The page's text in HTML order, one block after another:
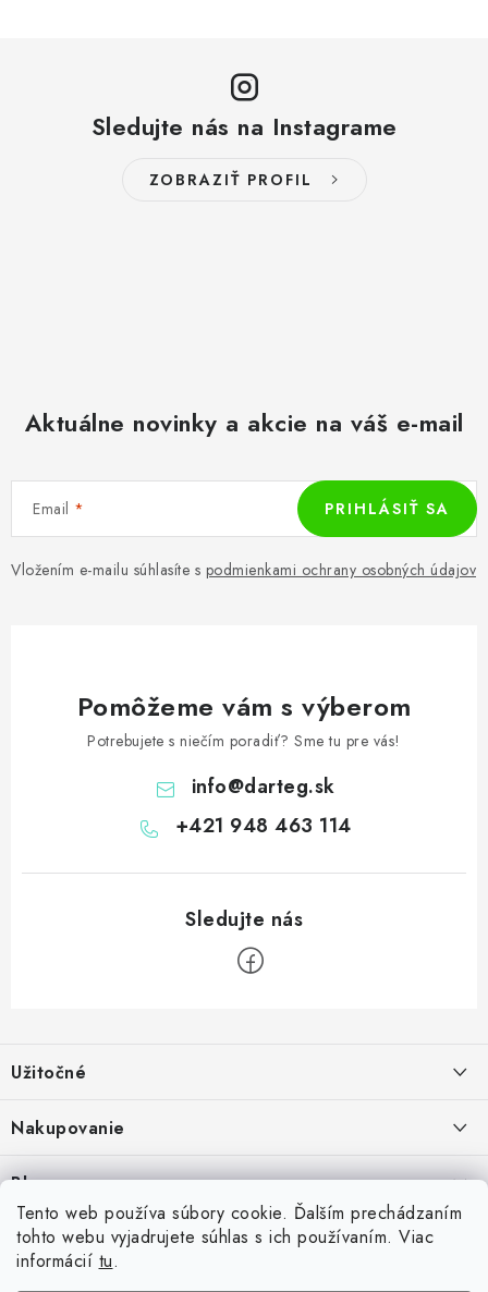
Tento web používa súbory cookie. Ďalším prechádzaním
tohto webu vyjadrujete súhlas s ich používaním. Viac
informácií tu.
Sledujte nás na Instagrame
ZOBRAZIŤ PROFIL
Aktuálne novinky a akcie na váš e-mail
Email
Vložením e-mailu súhlasíte s podmienkami ochrany osobných údajov
PRIHLÁSIŤ SA
Pomôžeme vám s výberom
Potrebujete s niečím poradiť? Sme tu pre vás!
info@darteg.sk
+421 948 463 114
p
ä
i
Užitočné
O nás
Spolupráca s klubmi
Nakupovanie
Ako nakupovať
Možnosti dopravy
Možnosti platby
Blog
Skrutkovacie hroty na šípky: Swiss Point, Switch Point, Quick Point a
EZ-Point – kompatibilita a rozdiely
Príďte si vyskúšať šípky